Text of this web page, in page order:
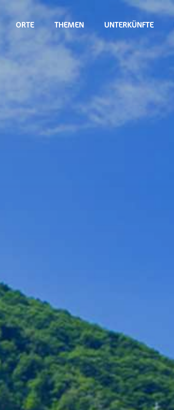
ORTE THEMEN UNTERKÜNFTE